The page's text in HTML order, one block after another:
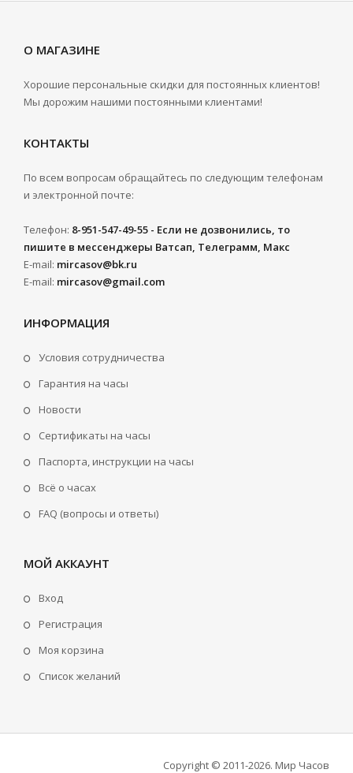
О МАГАЗИНЕ
Хорошие персональные скидки для постоянных клиентов!
Мы дорожим нашими постоянными клиентами!
КОНТАКТЫ
По всем вопросам обращайтесь по следующим телефонам
и электронной почте:
Телефон: 8-951-547-49-55 - Если не дозвонились, то
пишите в мессенджеры Ватсап, Телеграмм, Макс
E-mail: mircasov@bk.ru
E-mail: mircasov@gmail.com
ИНФОРМАЦИЯ
Условия сотрудничества
Гарантия на часы
Новости
Сертификаты на часы
Паспорта, инструкции на часы
Всё о часах
FAQ (вопросы и ответы)
МОЙ АККАУНТ
Вход
Регистрация
Моя корзина
Cписок желаний
Copyright © 2011-2026. Мир Часов